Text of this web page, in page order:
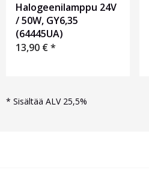
Halogeenilamppu 24V
/ 50W, GY6,35
(64445UA)
13,90 €*
* Sisältää ALV 25,5%